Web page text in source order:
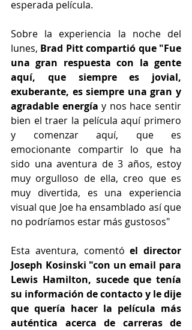
esperada película.
Sobre la experiencia la noche del
lunes, Brad Pitt compartió que "Fue
una gran respuesta con la gente
aquí, que siempre es jovial,
exuberante, es siempre una gran y
agradable energía y nos hace sentir
bien el traer la película aquí primero
y comenzar aquí, que es
emocionante compartir lo que ha
sido una aventura de 3 años, estoy
muy orgulloso de ella, creo que es
muy divertida, es una experiencia
visual que Joe ha ensamblado así que
no podríamos estar más gustosos"
Esta aventura, comentó el director
Joseph Kosinski "con un email para
Lewis Hamilton, sucede que tenía
su información de contacto y le dije
que quería hacer la película más
auténtica acerca de carreras de